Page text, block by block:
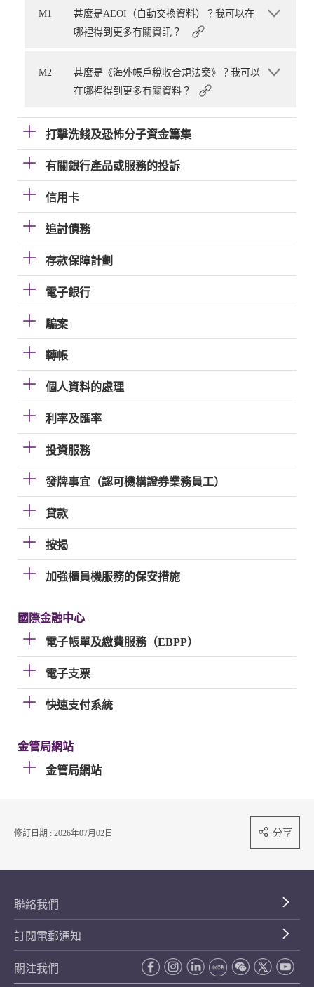
M1
甚麼是AEOI（自動交換資料）？我可以在
哪裡得到更多有關資訊？
M2
甚麼是《海外帳戶稅收合規法案》？我可以
在哪裡得到更多有關資料？
打擊洗錢及恐怖分子資金籌集
有關銀行產品或服務的投訴
信用卡
追討債務
存款保障計劃
電子銀行
騙案
轉帳
個人資料的處理
利率及匯率
投資服務
發牌事宜（認可機構證券業務員工）
貸款
按揭
加強櫃員機服務的保安措施
國際金融中心
電子帳單及繳費服務（EBPP）
電子支票
快速支付系統
金管局網站
金管局網站
修訂日期 : 2026年07月02日 分享
聯絡我們
訂閱電郵通知
關注我們